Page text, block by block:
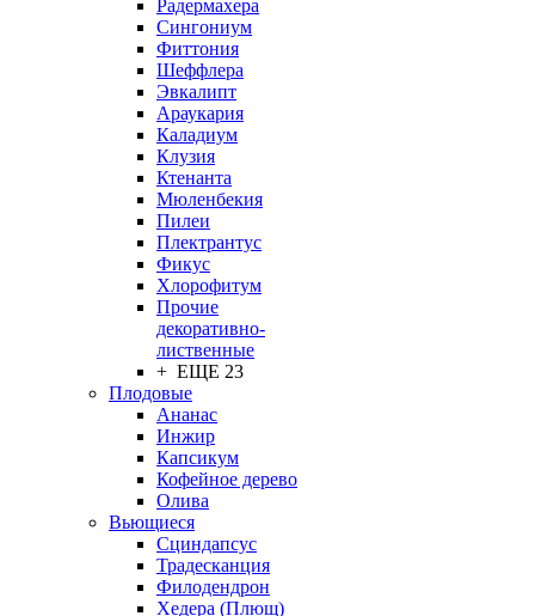
Радермахера
Сингониум
Фиттония
Шеффлера
Эвкалипт
Араукария
Каладиум
Клузия
Ктенанта
Мюленбекия
Пилеи
Плектрантус
Фикус
Хлорофитум
Прочие
декоративно-
лиственные
+ ЕЩЕ 23
Плодовые
Ананас
Инжир
Капсикум
Кофейное дерево
Олива
Вьющиеся
Сциндапсус
Традесканция
Филодендрон
Хедера (Плющ)